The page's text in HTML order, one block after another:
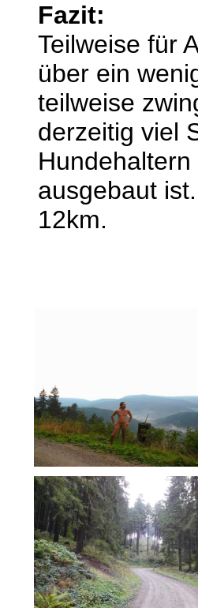
Fazit:
Teilweise für
über ein
teilweise
derzeitig viel
ausgebaut
12km.